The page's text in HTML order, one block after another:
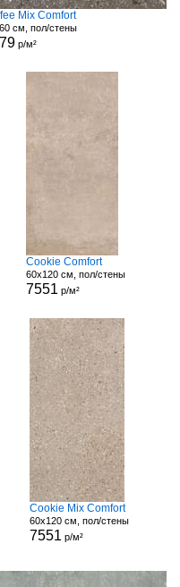
Mix Comfort
см, пол/стены
р/м²
Cookie Comfort
60x120 см, пол/стены
7551 р/м²
Cookie Mix Comfort
60x120 см, пол/стены
7551 р/м²